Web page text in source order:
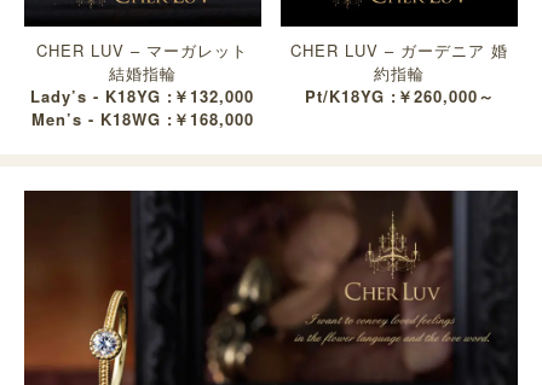
CHER LUV – マーガレット
結婚指輪
Lady’s - K18YG :￥132,000
Men’s - K18WG :￥168,000
CHER LUV – ガーデニア 婚
約指輪
Pt/K18YG :￥260,000～